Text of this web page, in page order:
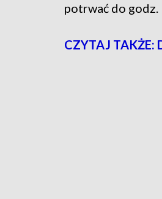
potrwać do godz.
CZYTAJ